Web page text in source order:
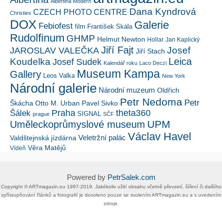
Christies CZECH PHOTO CENTRE Dana Kyndrová
DOX Febiofest film František Skála Galerie
Rudolfinum GHMP Helmut Newton Hollar Jan Kaplický
JAROSLAV VALEČKA Jiří Fajt Jiří Stach Josef
Koudelka Josef Sudek Kalendář roku Laco Deczi Leica
Gallery Leos Valka Museum Kampa New York
Národní galerie Národní muzeum Oldřich
Škácha Otto M. Urban Pavel Sivko Petr Nedoma Petr
Šálek prague Praha SIGNAL SČF theta360
Uměleckoprůmyslové museum UPM
Valdštejnská jízdárna Veletržní palác Václav Havel
Vídeň Věra Matějů
Powered by PetrSalek.com
Copyright ©​ ​​ARTmagazin.eu ​1997-2019​.​ Jakékoliv užití obsahu včetně převzetí, šíření či dalšího
zpřístupňování článků a fotografií je dovoleno pouze se svolením ​ARTmagazin.eu​ ​a s uvedením
zdroje.